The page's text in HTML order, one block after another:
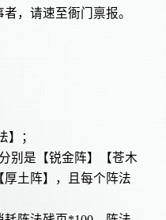
，请速至衙门禀报。
；
别是【锐金阵】【苍木
厚土阵】，且每个阵法